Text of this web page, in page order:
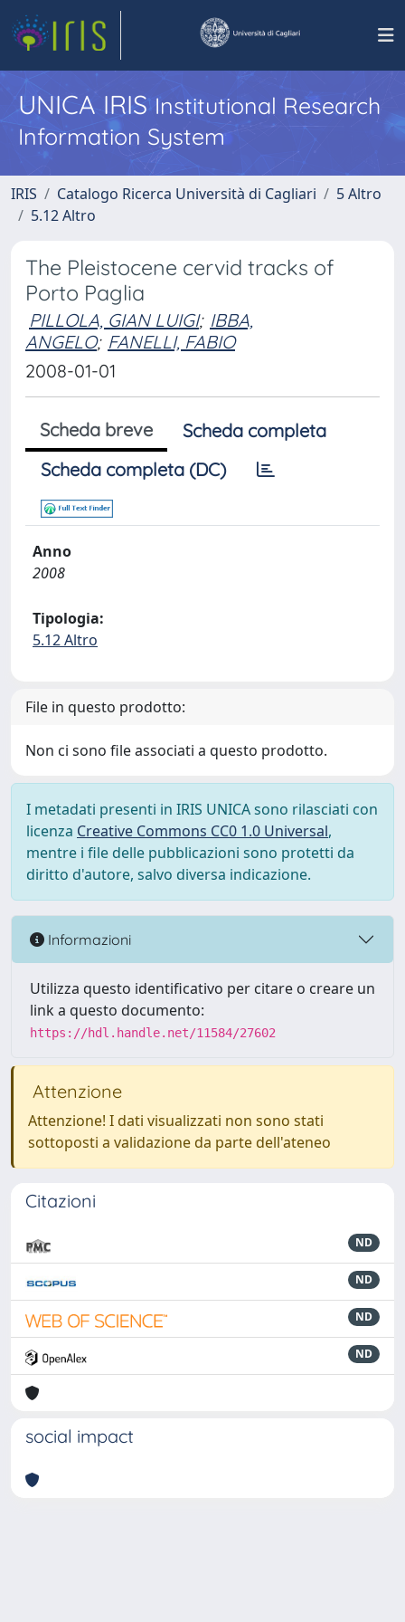
UNICA IRISInstitutional Research
Information System
IRIS Catalogo Ricerca Università di Cagliari
5 Altro
5.12 Altro
The Pleistocene cervid tracks of
Porto Paglia
PILLOLA, GIAN LUIGI; IBBA,
ANGELO; FANELLI, FABIO
2008-01-01
Scheda breve
Scheda completa
Scheda completa (DC)
Anno
2008
Tipologia:
5.12 Altro
File in questo prodotto:
Non ci sono file associati a questo prodotto.
I metadati presenti in IRIS UNICA sono rilasciati con
licenza Creative Commons CC0 1.0 Universal,
mentre i file delle pubblicazioni sono protetti da
diritto d'autore, salvo diversa indicazione.
Informazioni
Utilizza questo identificativo per citare o creare un
link a questo documento:
https://hdl.handle.net/11584/27602
Attenzione
Attenzione! I dati visualizzati non sono stati
sottoposti a validazione da parte dell'ateneo
Citazioni
ND
ND
ND
ND
social impact